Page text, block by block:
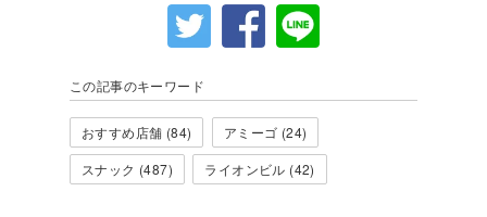
この記事のキーワード
おすすめ店舗 (84)
アミーゴ (24)
スナック (487)
ライオンビル (42)